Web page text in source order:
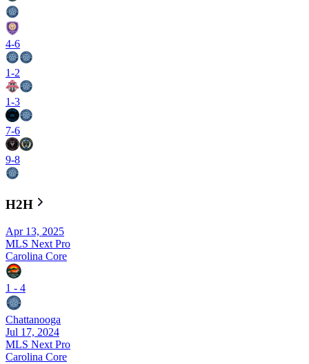
4-6
1-2
1-3
7-6
9-8
H2H
Apr 13, 2025
MLS Next Pro
Carolina Core
1 - 4
Chattanooga
Jul 17, 2024
MLS Next Pro
Carolina Core